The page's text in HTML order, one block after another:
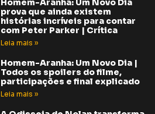
Homem-Aranha: Um Novo Dia
prova que ainda existem
histórias incríveis para contar
com Peter Parker | Crítica
Leia mais »
Homem-Aranha: Um Novo Dia |
Todos os spoilers do filme,
participações e final explicado
Leia mais »